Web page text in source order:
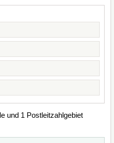
und 1 Postleitzahlgebiet